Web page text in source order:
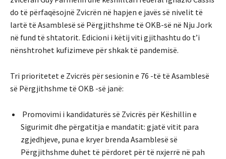
do të përfaqësojnë Zvicrën në hapjen e javës së nivelit të
lartë të Asamblesë së Përgjithshme të OKB-së në Nju Jork
në fund të shtatorit. Edicioni i këtij viti gjithashtu do t’i
nënshtrohet kufizimeve për shkak të pandemisë.
Tri prioritetet e Zvicrës për sesionin e 76 -të të Asamblesë
së Përgjithshme të OKB -së janë:
Promovimi i kandidaturës së Zvicrës për Këshillin e
Sigurimit dhe përgatitja e mandatit: gjatë vitit para
zgjedhjeve, puna e kryer brenda Asamblesë së
Përgjithshme duhet të përdoret për të nxjerrë në pah